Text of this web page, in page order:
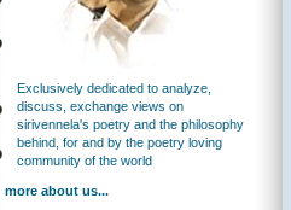
Exclusively dedicated to analyze,
discuss, exchange views on
sirivennela's poetry and the philosophy
behind, for and by the poetry loving
community of the world
more about us...